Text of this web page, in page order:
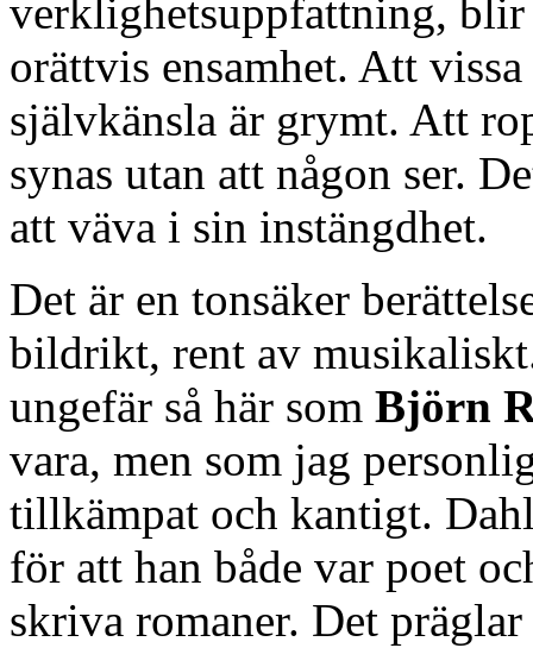
verklighetsuppfattning, blir
orättvis ensamhet. Att
självkänsla är grymt. Att
synas utan att någon ser.
att väva i sin instängdhet.
Det är en tonsäker
bildrikt, rent av
ungefär så här som Björn
vara, men som jag
tillkämpat och kantigt.
för att han både var poet
skriva romaner. Det